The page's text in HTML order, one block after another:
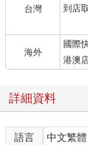
展，不會發生令人
如自己所料想的那
受、交往後的良好
那麼，如此說來，
開始的契機，為了
說，我們必須想想
反正沒人愛我
我所教的學生中，
台灣
到店
海外
國際
港澳
詳細資料
語言 中文繁體